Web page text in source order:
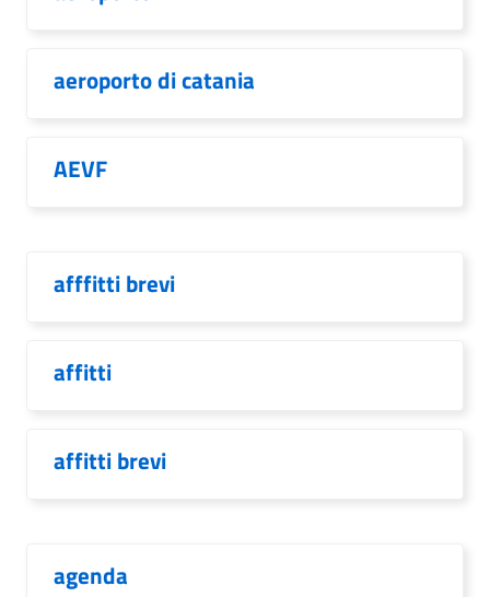
aeroporto di catania
AEVF
afffitti brevi
affitti
affitti brevi
agenda